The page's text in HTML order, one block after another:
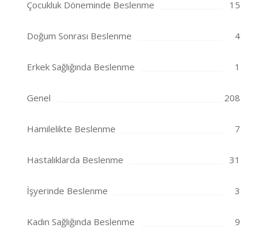
Çocukluk Döneminde Beslenme 15
Doğum Sonrası Beslenme 4
Erkek Sağlığında Beslenme 1
Genel 208
Hamilelikte Beslenme 7
Hastalıklarda Beslenme 31
İşyerinde Beslenme 3
Kadın Sağlığında Beslenme 9